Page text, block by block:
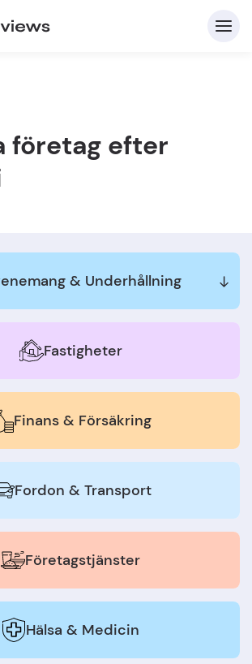
företag efter
& Underhållning
Fastigheter
Finans & Försäkring
Fordon & Transport
Företagstjänster
Hälsa & Medicin